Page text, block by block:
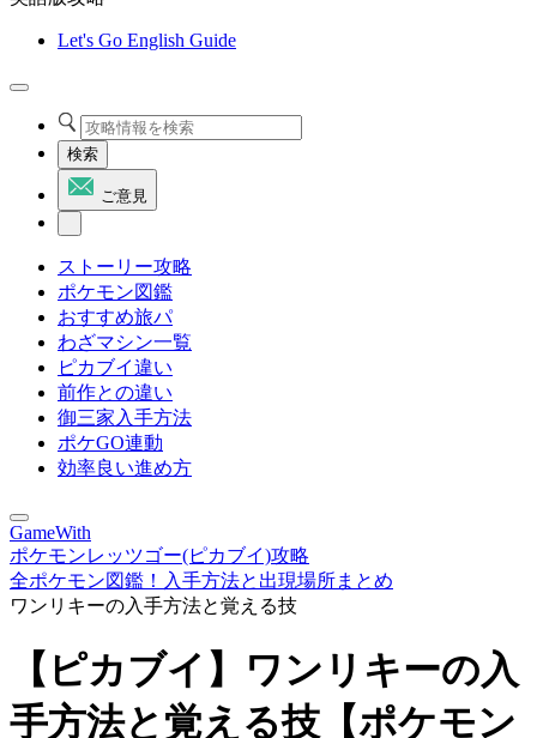
Let's Go English Guide
検索
ご意見
ストーリー攻略
ポケモン図鑑
おすすめ旅パ
わざマシン一覧
ピカブイ違い
前作との違い
御三家入手方法
ポケGO連動
効率良い進め方
GameWith
ポケモンレッツゴー(ピカブイ)攻略
全ポケモン図鑑！入手方法と出現場所まとめ
ワンリキーの入手方法と覚える技
【ピカブイ】ワンリキーの入
手方法と覚える技【ポケモン